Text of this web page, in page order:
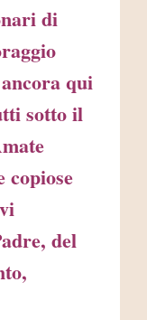
di
qui
sotto il
copiose
del